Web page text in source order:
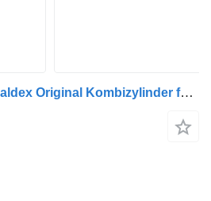
Енергоакумулятор Haldex Original Kombizylinder für Trommelbremse 4945818 3291004 до вантажівки